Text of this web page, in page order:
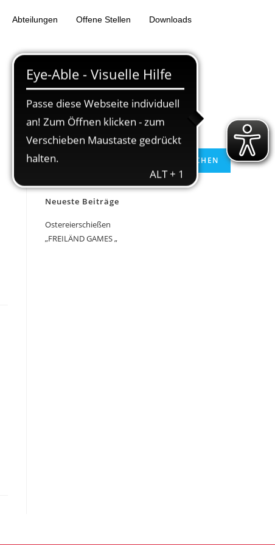
Abteilungen Offene Stellen Downloads
Suchen
SUCHEN
Neueste Beiträge
Ostereierschießen
„FREILÄND GAMES „